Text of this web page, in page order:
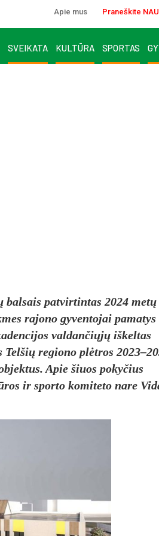
Apie mus Praneškite
SVEIKATA KULTŪRA SPORTAS
balsais patvirtintas 2024 metų
rajono gyventojai
valdančiųjų iškeltas
regiono plėtros
Apie šiuos pokyčius
ir sporto komiteto nare